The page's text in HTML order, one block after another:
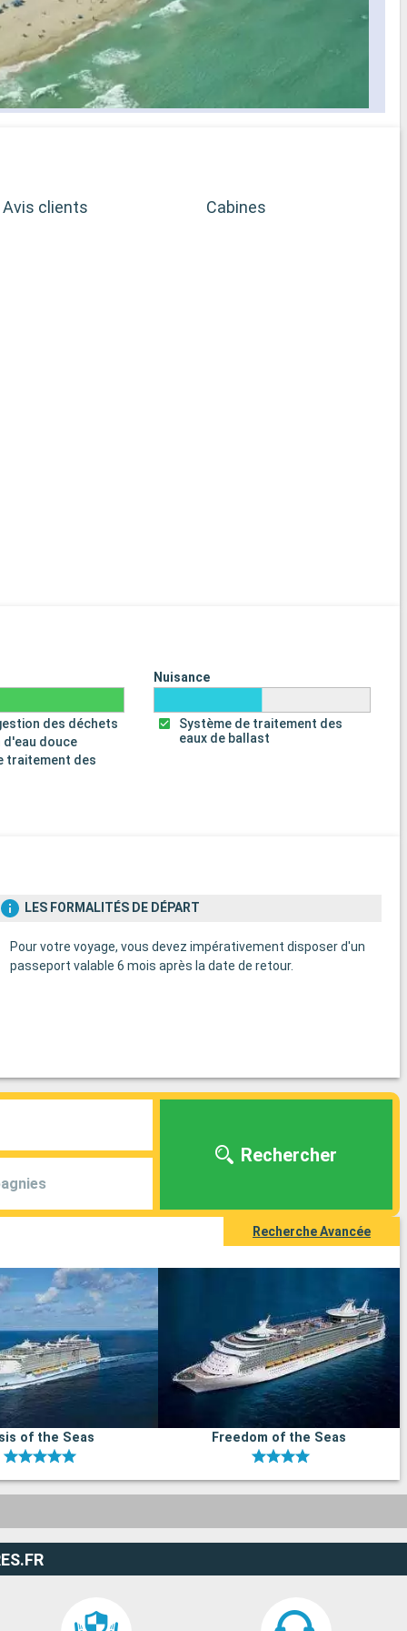
Avis clients Cabines
des déchets
douce
traitement des
Nuisance
Système de traitement des
eaux de ballast
LES FORMALITÉS DE DÉPART
Pour votre voyage, vous devez impérativement disposer d'un
passeport valable 6 mois après la date de retour.
Rechercher
Recherche Avancée
of the Seas Freedom of the Seas